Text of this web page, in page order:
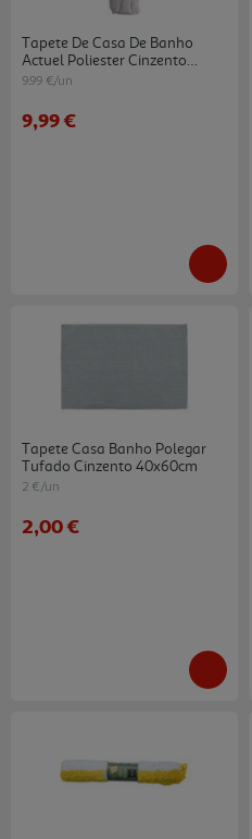
Tapete De Casa De Banho
Actuel Poliester Cinzento
50x80cm
9.99 €/un
9,99 €
Tapete Casa Banho Polegar
Tufado Cinzento 40x60cm
2 €/un
2,00 €